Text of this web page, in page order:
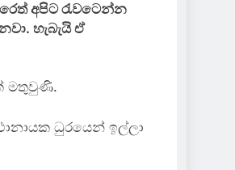
අපිට රැවටෙන්න
හැබැයි ඒ
මතුවුණි.
ධුරයෙන් ඉල්ලා